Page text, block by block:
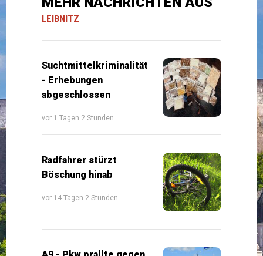
LEIBNITZ
Suchtmittelkriminalität
- Erhebungen
abgeschlossen
vor 1 Tagen 2 Stunden
Radfahrer stürzt
Böschung hinab
vor 14 Tagen 2 Stunden